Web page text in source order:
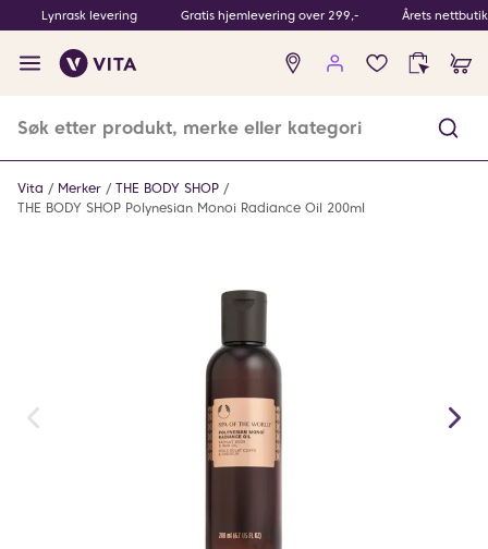
Lynrask levering Gratis hjemlevering over 299,- Årets
Ingen
produkter
Vita Merker
THE BODY SHOP
THE BODY SHOP Polynesian Monoi Radiance Oil 200ml